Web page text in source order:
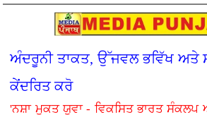
ਅੰਦਰੂਨੀ ਤਾਕਤ, ਉੱਜਵਲ ਭਵਿੱਖ ਅਤੇ
ਕੇਂਦਰਿਤ ਕਰੋ
'ਨਸ਼ਾ ਮੁਕਤ ਯੁਵਾ - ਵਿਕਸਿਤ ਭਾਰਤ ਸੰਕਲਪ